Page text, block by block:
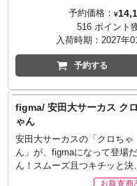
ラビティラム」パーツ、最強武
器「ギガスマッシャー」への
開パーツなど、差し替えでさ
ざまなシチュエーションが再
可能です。今回は流通限定とな
ります。
鬼が、全高約16センチのfigma
なって登場です。白狼のたて
みがあしらわれたヘルメット
アーマー各部のディテールに
たるまで細かく造形にて再現。
塗装にも抜かりなく、各部の素
す。バスタードソード、鉄の円
盾、暗月の大剣、ツインブレ
ド、松明、緋雫の聖杯瓶など、
豊富なアクセサリーが付属。盾
は専用の固定パーツを使用し
背負うことが可能です。アク
サリーと合わせ、ゲームでの
予約価格： ¥
516 ポイント
入荷時期： 2027年
予約する
figma/ 安田大サーカス ク
ゃん
安田大サーカスの「クロちゃ
ん」が、figmaになって登場
ん！スムーズ且つキチッと決
るfigmaオリジナル関節パー